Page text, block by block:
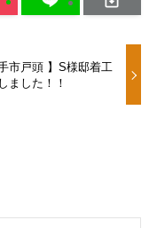
手市戸頭 】S様邸着工
ました！！